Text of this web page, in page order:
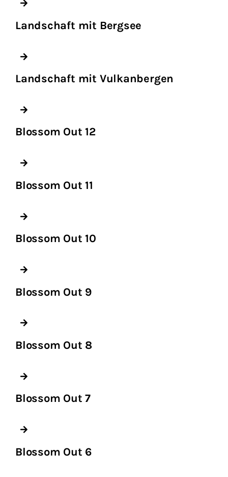
Landschaft mit Bergsee
Landschaft mit Vulkanbergen
Blossom Out 12
Blossom Out 11
Blossom Out 10
Blossom Out 9
Blossom Out 8
Blossom Out 7
Blossom Out 6